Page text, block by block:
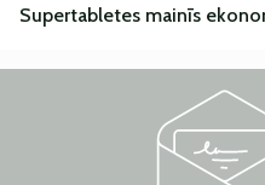
Supertabletes mainīs